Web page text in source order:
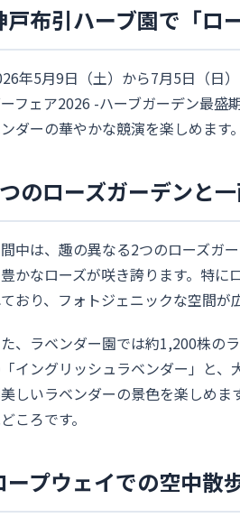
戸布引ハーブ園で「ロ
年5月9日（土）から7月5日（日
フェア2026 -ハーブガーデン最盛
ダーの華やかな競演を楽しめます。
のローズガーデンと
中は、趣の異なる2つのローズガ
かなローズが咲き誇ります。特
おり、フォトジェニックな空間が
、ラベンダー園では約1,200株の
イングリッシュラベンダー」と
しいラベンダーの景色を楽しめ
ころです。
ープウェイでの空中散